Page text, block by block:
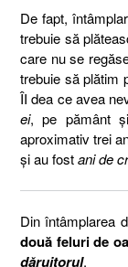
De fapt,
trebuie să
care nu se
trebuie să plătim
ÎI dea ce avea
ei, pe pământ
aproximativ trei
şi au fostani de
Din întâmplarea
două feluri de
dăruitorul.